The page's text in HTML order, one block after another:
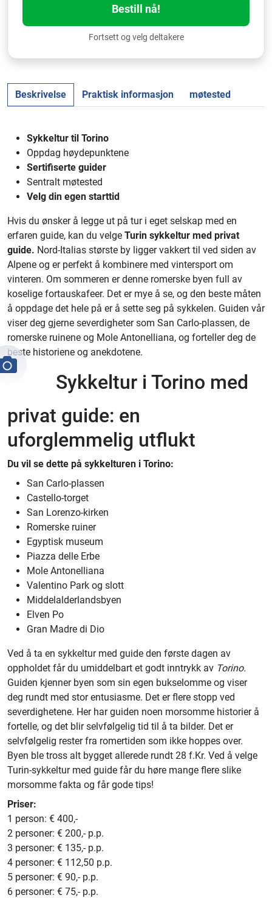
Bestill nå!
Fortsett og velg deltakere
Beskrivelse Praktisk informasjon møtested
Sykkeltur til Torino
Oppdag høydepunktene
Sertifiserte guider
Sentralt møtested
Velg din egen starttid
Hvis du ønsker å legge ut på tur i eget selskap med en
erfaren guide, kan du velge Turin sykkeltur med privat
guide. Nord-Italias største by ligger vakkert til ved siden av
Alpene og er perfekt å kombinere med vintersport om
vinteren. Om sommeren er denne romerske byen full av
koselige fortauskafeer. Det er mye å se, og den beste måten
å oppdage det hele på er å sette seg på sykkelen. Guiden vår
viser deg gjerne severdigheter som San Carlo-plassen, de
romerske ruinene og Mole Antonelliana, og forteller deg de
beste historiene og anekdotene.
Sykkeltur i Torino med
privat guide: en
uforglemmelig utflukt
Du vil se dette på sykkelturen i Torino:
San Carlo-plassen
Castello-torget
San Lorenzo-kirken
Romerske ruiner
Egyptisk museum
Piazza delle Erbe
Mole Antonelliana
Valentino Park og slott
Middelalderlandsbyen
Elven Po
Gran Madre di Dio
Ved å ta en sykkeltur med guide den første dagen av
oppholdet får du umiddelbart et godt inntrykk av Torino.
Guiden kjenner byen som sin egen bukselomme og viser
deg rundt med stor entusiasme. Det er flere stopp ved
severdighetene. Her har guiden noen morsomme historier å
fortelle, og det blir selvfølgelig tid til å ta bilder. Det er
selvfølgelig rester fra romertiden som ikke hoppes over.
Byen ble tross alt bygget allerede rundt 28 f.Kr. Ved å velge
Turin-sykkeltur med guide får du høre mange flere slike
morsomme fakta og får gode tips!
Priser:
1 person: € 400,-
2 personer: € 200,- p.p.
3 personer: € 135,- p.p.
4 personer: € 112,50 p.p.
5 personer: € 90,- p.p.
6 personer: € 75,- p.p.